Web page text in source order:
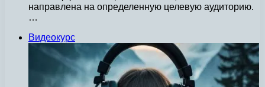
направлена на определенную целевую аудиторию.
…
Видеокурс